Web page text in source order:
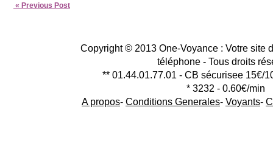
« Previous Post
Copyright © 2013 One-Voyance : Votre site
téléphone - Tous droits
** 01.44.01.77.01 - CB sécurisee 15€/
* 3232 - 0.60€/min
A propos- Conditions Generales- Voyants-